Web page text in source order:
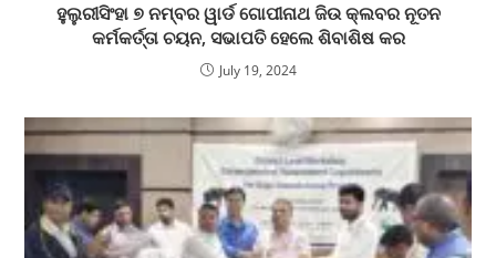
ହୁଲୁରୀସିଂହା ୭ ନମ୍ବର ୱାର୍ଡ ଗୋପୀନାଥ ଜିଉ କ୍ଲବର ନୂତନ
କର୍ମକର୍ତ୍ତା ଚୟନ, ସଭାପତି ହେଲେ ଶିବାଶିଷ କର
July 19, 2024